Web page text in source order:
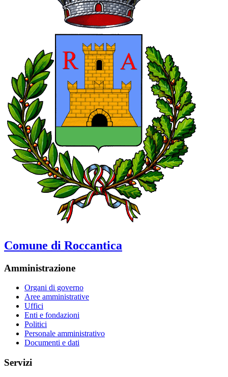
Comune di Roccantica
Amministrazione
Organi di governo
Aree amministrative
Uffici
Enti e fondazioni
Politici
Personale amministrativo
Documenti e dati
Servizi